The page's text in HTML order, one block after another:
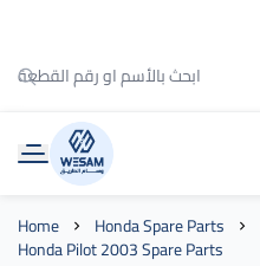
وسام الطريق
Home Honda Spare Parts
Honda Pilot 2003 Spare Parts